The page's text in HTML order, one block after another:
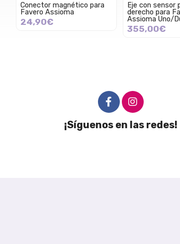
Conector magnético para
Favero Assioma
24,90€
Eje con sensor
derecho para
Assioma Uno/
355,00€
¡Síguenos en las redes!